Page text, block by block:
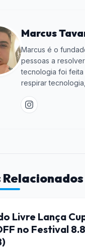
Marcus
Marcus é o
pessoas a
tecnologia foi feita
respirar
DESCONTO
Livre Lança
no Festival